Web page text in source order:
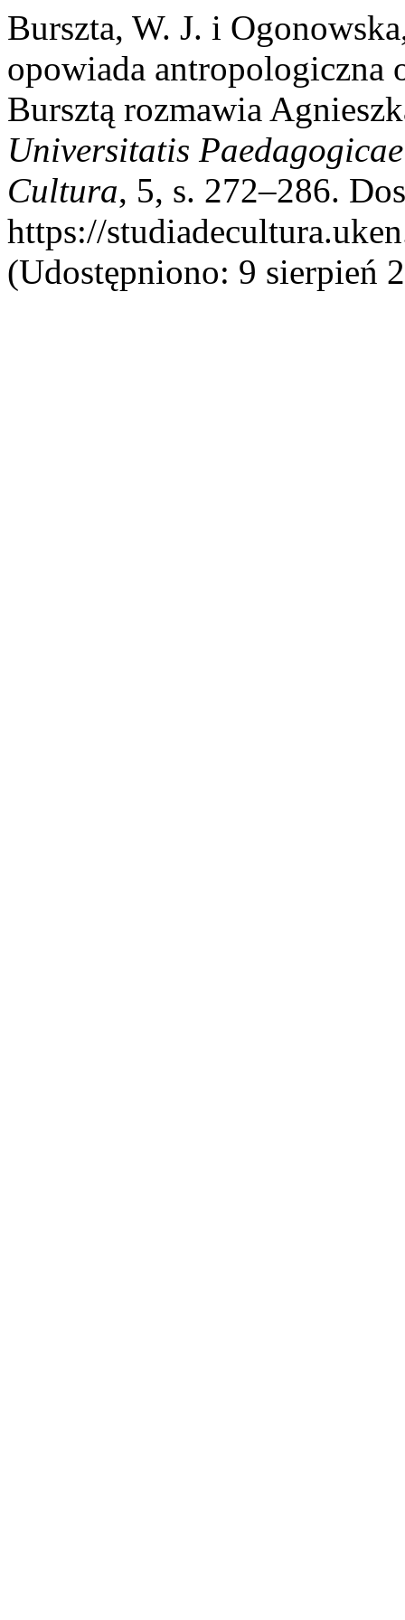
Burszta, W. J. i
opowiada antropologiczna
Bursztą rozmawia
Universitatis
Cultura, 5, s. 272–286.
https://
(Udostępniono: 9 sierpień